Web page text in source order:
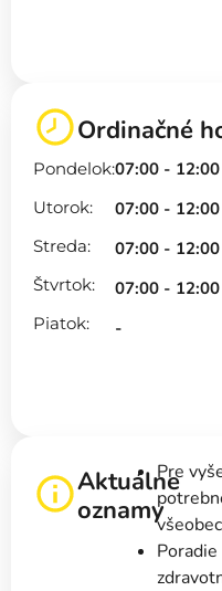
Ordinačné
Pondelok:
Utorok:
Streda:
Štvrtok:
Piatok:
07:00 -
07:00 -
07:00 -
07:00 -
-
Aktuálne
oznamy
Pre